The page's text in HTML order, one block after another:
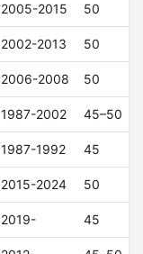
2005-2015 50
2002-2013 50
2006-2008 50
1987-2002 45–50
1987-1992 45
2015-2024 50
2019- 45